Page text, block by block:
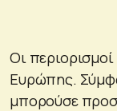
Οι
Ευρώπης.
μπορούσε